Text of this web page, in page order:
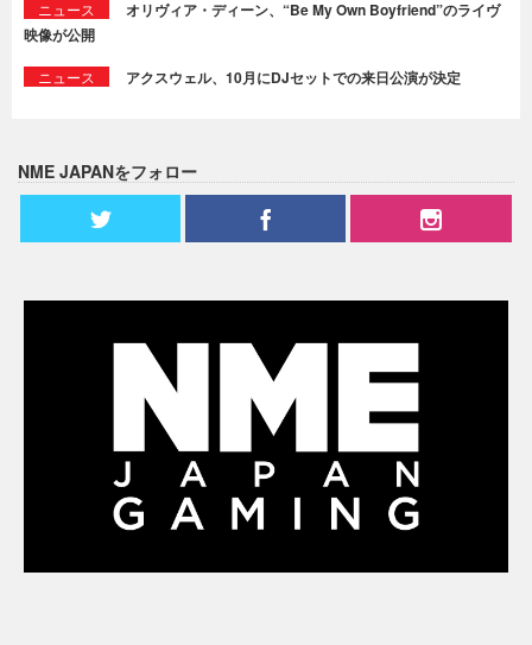
ニュース
オリヴィア・ディーン、“Be My Own Boyfriend”のライヴ
映像が公開
ニュース アクスウェル、10月にDJセットでの来日公演が決定
NME JAPANをフォロー